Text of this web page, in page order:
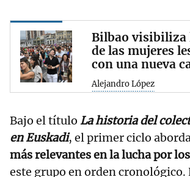
Bilbao visibiliza
de las mujeres
con una nueva
Alejandro López
Bajo el título La historia del
en Euskadi, el primer ciclo
más relevantes en la lucha por
este grupo en orden cronológico.